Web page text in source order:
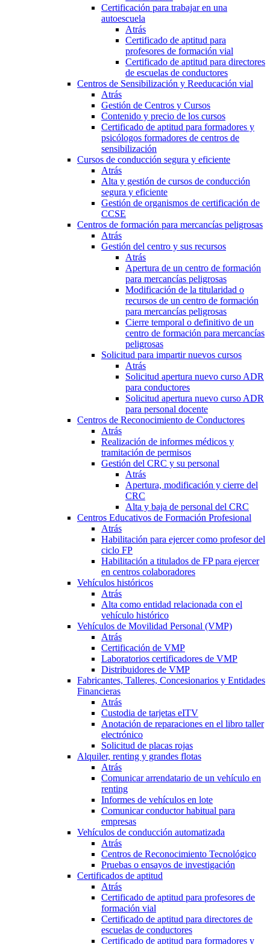
Certificación para trabajar en una
autoescuela
Atrás
Certificado de aptitud para
profesores de formación vial
Certificado de aptitud para directores
de escuelas de conductores
Centros de Sensibilización y Reeducación vial
Atrás
Gestión de Centros y Cursos
Contenido y precio de los cursos
Certificado de aptitud para formadores y
psicólogos formadores de centros de
sensibilización
Cursos de conducción segura y eficiente
Atrás
Alta y gestión de cursos de conducción
segura y eficiente
Gestión de organismos de certificación de
CCSE
Centros de formación para mercancías peligrosas
Atrás
Gestión del centro y sus recursos
Atrás
Apertura de un centro de formación
para mercancías peligrosas
Modificación de la titularidad o
recursos de un centro de formación
para mercancías peligrosas
Cierre temporal o definitivo de un
centro de formación para mercancías
peligrosas
Solicitud para impartir nuevos cursos
Atrás
Solicitud apertura nuevo curso ADR
para conductores
Solicitud apertura nuevo curso ADR
para personal docente
Centros de Reconocimiento de Conductores
Atrás
Realización de informes médicos y
tramitación de permisos
Gestión del CRC y su personal
Atrás
Apertura, modificación y cierre del
CRC
Alta y baja de personal del CRC
Centros Educativos de Formación Profesional
Atrás
Habilitación para ejercer como profesor del
ciclo FP
Habilitación a titulados de FP para ejercer
en centros colaboradores
Vehículos históricos
Atrás
Alta como entidad relacionada con el
vehículo histórico
Vehículos de Movilidad Personal (VMP)
Atrás
Certificación de VMP
Laboratorios certificadores de VMP
Distribuidores de VMP
Fabricantes, Talleres, Concesionarios y Entidades
Financieras
Atrás
Custodia de tarjetas eITV
Anotación de reparaciones en el libro taller
electrónico
Solicitud de placas rojas
Alquiler, renting y grandes flotas
Atrás
Comunicar arrendatario de un vehículo en
renting
Informes de vehículos en lote
Comunicar conductor habitual para
empresas
Vehículos de conducción automatizada
Atrás
Centros de Reconocimiento Tecnológico
Pruebas o ensayos de investigación
Certificados de aptitud
Atrás
Certificado de aptitud para profesores de
formación vial
Certificado de aptitud para directores de
escuelas de conductores
Certificado de aptitud para formadores y